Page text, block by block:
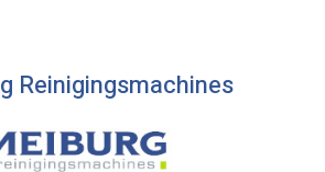
Reinigingsmachines